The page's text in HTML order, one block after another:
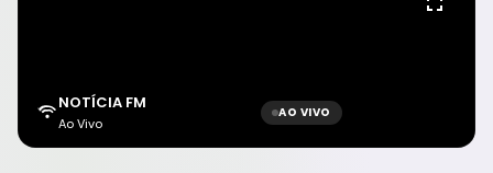
NOTÍCIA FM
Ao Vivo
AO VIVO